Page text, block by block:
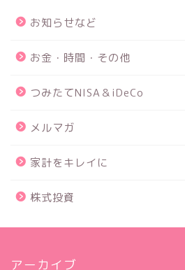
お知らせなど
お金・時間・その他
つみたてNISA＆iDeCo
メルマガ
家計をキレイに
株式投資
アーカイブ